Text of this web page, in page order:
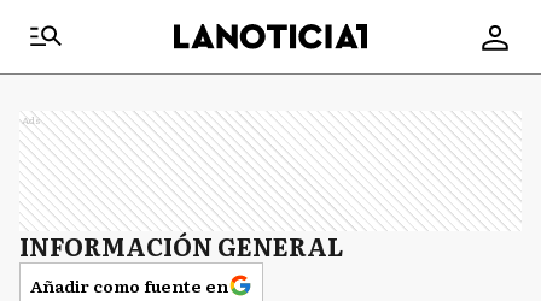
Ads
INFORMACIÓN GENERAL
Añadir como fuente en